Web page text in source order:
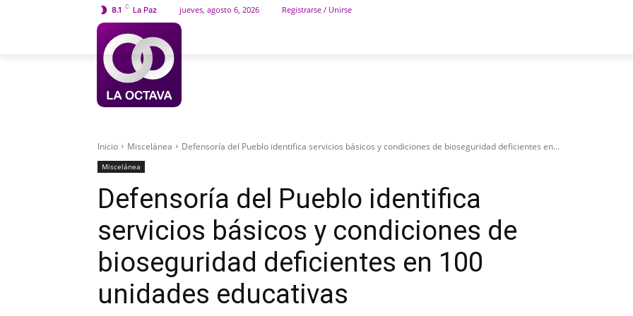
8.1 C La Paz jueves, agosto 6, 2026 Registrarse / Unirse
Inicio Miscelánea Defensoría del Pueblo identifica servicios básicos y condiciones de bioseguridad deficientes en...
Miscelánea
Defensoría del Pueblo identifica
servicios básicos y condiciones de
bioseguridad deficientes en 100
unidades educativas